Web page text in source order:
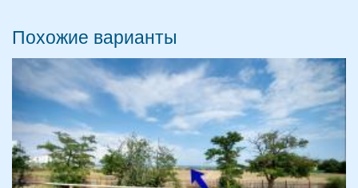
Похожие варианты